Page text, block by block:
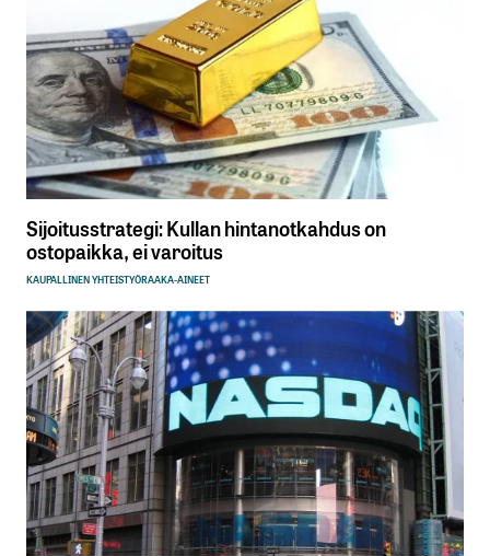
Sijoitusstrategi: Kullan hintanotkahdus on
ostopaikka, ei varoitus
KAUPALLINEN YHTEISTYÖRAAKA-AINEET